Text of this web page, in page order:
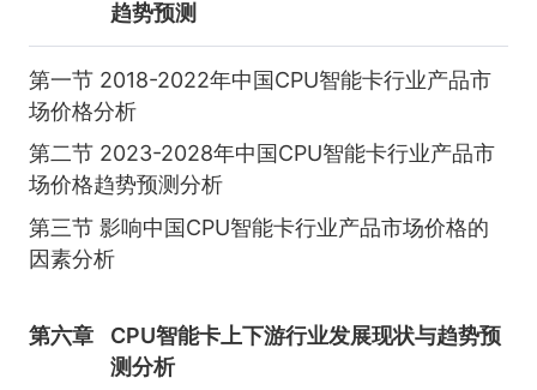
趋势预测
第一节 2018-2022年中国CPU智能卡行业产品市
场价格分析
第二节 2023-2028年中国CPU智能卡行业产品市
场价格趋势预测分析
第三节 影响中国CPU智能卡行业产品市场价格的
因素分析
第六章
CPU智能卡上下游行业发展现状与趋势预
测分析